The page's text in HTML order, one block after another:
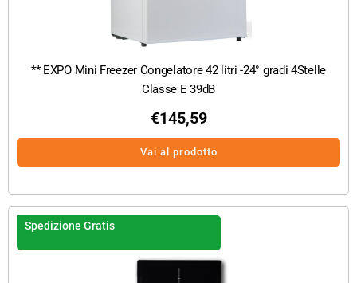
** EXPO Mini Freezer Congelatore 42 litri -24° gradi 4Stelle
Classe E 39dB
€145,59
Vai al prodotto
Spedizione Gratis